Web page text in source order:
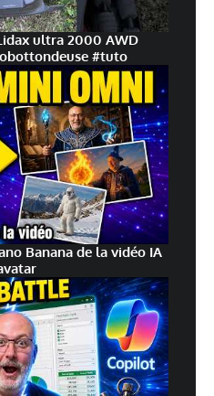
ultra 2000 AWD
#tuto
Banana de la vidéo IA